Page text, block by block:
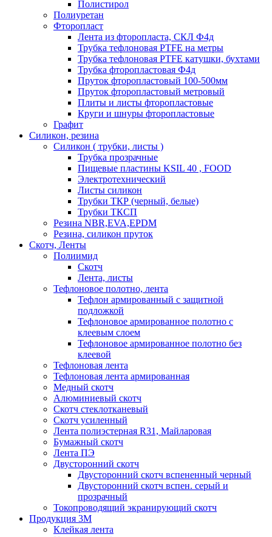
Полистирол
Полиуретан
Фторопласт
Лента из фторопласта, СКЛ Ф4д
Трубка тефлоновая PTFE на метры
Трубка тефлоновая PTFE катушки, бухтами
Трубка фторопластовая Ф4д
Пруток фторопластовый 100-500мм
Пруток фторопластовый метровый
Плиты и листы фторопластовые
Круги и шнуры фторопластовые
Графит
Силикон, резина
Силикон ( трубки, листы )
Трубка прозрачные
Пищевые пластины KSIL 40 , FOOD
Электротехнический
Листы силикон
Трубки ТКР (черный, белые)
Трубки ТКСП
Резина NBR,EVA,EPDM
Резина, силикон пруток
Скотч, Ленты
Полиимид
Скотч
Лента, листы
Тефлоновое полотно, лента
Тефлон армированный с защитной
подложкой
Тефлоновое армированное полотно с
клеевым слоем
Тефлоновое армированное полотно без
клеевой
Тефлоновая лента
Тефлоновая лента армированная
Медный скотч
Алюминиевый скотч
Скотч стеклотканевый
Скотч усиленный
Лента полиэстерная R31, Майларовая
Бумажный скотч
Лента ПЭ
Двусторонний скотч
Двусторонний скотч вспененный черный
Двусторонний скотч вспен. серый и
прозрачный
Токопроводящий экранирующий скотч
Продукция 3M
Клейкая лента